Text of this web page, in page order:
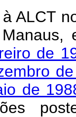
ALCT
de
de